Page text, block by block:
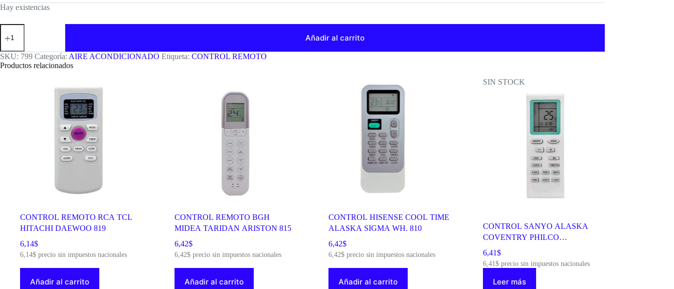
Hay existencias
CONTROL
UNIVERSAL
799
cantidad
Añadir al carrito
SKU: 799 Categoría: AIRE ACONDICIONADO Etiqueta: CONTROL REMOTO
Productos relacionados
CONTROL REMOTO RCA TCL
HITACHI DAEWOO 819
6,14$
6,14$ precio sin impuestos nacionales
Añadir al carrito
CONTROL REMOTO BGH
MIDEA TARIDAN ARISTON 815
6,42$
6,42$precio sin impuestos nacionales
Añadir al carrito
CONTROL HISENSE COOL TIME
ALASKA SIGMA WH. 810
6,42$
6,42$ precio sin impuestos nacionales
Añadir al carrito
SIN STOCK
CONTROL SANYO ALASKA
COVENTRY PHILCO
TADIRAN,ETC 801
6,41$
6,41$precio sin impuestos nacionales
Leer más